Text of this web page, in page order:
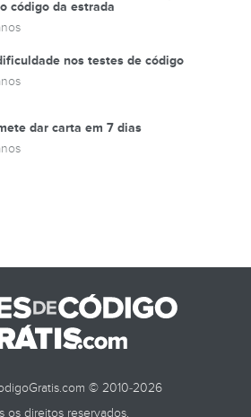
código da estrada
nos testes de código
dar carta em 7 dias
© 2010-2026
os direitos reservados.